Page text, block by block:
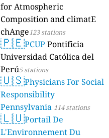
for Atmospheric
Composition and climatE
chAnge123 stations
🇵🇪PCUP Pontificia
Universidad Católica del
Perú5 stations
🇺🇸Physicians For Social
Responsibility
Pennsylvania 114 stations
🇱🇺Portail De
L'Environnement Du